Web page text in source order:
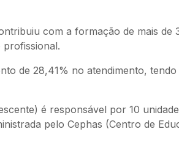
com a formação de mais
profissional.
de 28,41% no atendimento,
é responsável por 10
pelo Cephas (Centro de